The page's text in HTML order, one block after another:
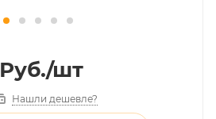
Руб./шт
Нашли дешевле?